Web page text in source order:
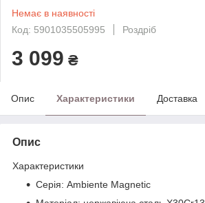
Немає в наявності
Код: 5901035505995
Роздріб
3 099 ₴
Опис Характеристики Доставка
Опис
Характеристики
Серія: Ambiente Magnetic